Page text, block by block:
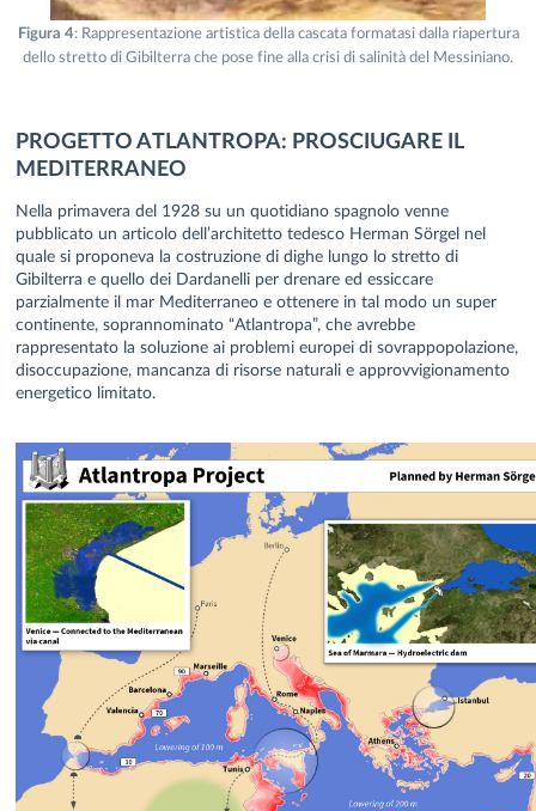
Figura 4: Rappresentazione artistica della cascata formatasi dalla riapertura
dello stretto di Gibilterra che pose fine alla crisi di salinità del Messiniano.
PROGETTO ATLANTROPA: PROSCIUGARE IL
MEDITERRANEO
Nella primavera del 1928 su un quotidiano spagnolo venne
pubblicato un articolo dell’architetto tedesco Herman Sörgel nel
quale si proponeva la costruzione di dighe lungo lo stretto di
Gibilterra e quello dei Dardanelli per drenare ed essiccare
parzialmente il mar Mediterraneo e ottenere in tal modo un super
continente, soprannominato “Atlantropa”, che avrebbe
rappresentato la soluzione ai problemi europei di sovrappopolazione,
disoccupazione, mancanza di risorse naturali e approvvigionamento
energetico limitato.